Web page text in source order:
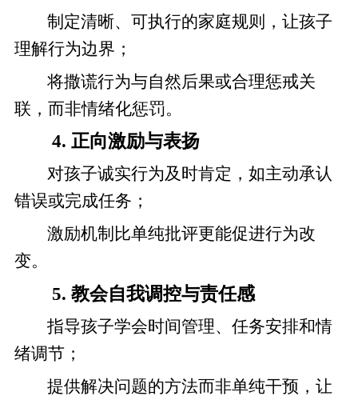
制定清晰、可执行的家庭规则，让孩子
理解行为边界；
将撒谎行为与自然后果或合理惩戒关
联，而非情绪化惩罚。
4. 正向激励与表扬
对孩子诚实行为及时肯定，如主动承认
错误或完成任务；
激励机制比单纯批评更能促进行为改
变。
5. 教会自我调控与责任感
指导孩子学会时间管理、任务安排和情
绪调节；
提供解决问题的方法而非单纯干预，让